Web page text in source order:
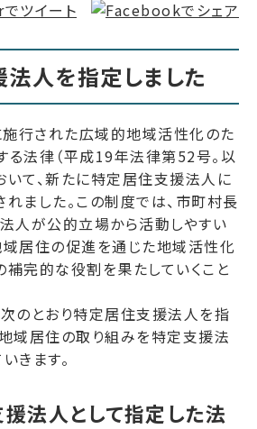
人を指定しました
行された広域的地域活性化のた
る法律（平成19年法律第52号。以
おいて、新たに特定居住支援法人に
ました。この制度では、市町村長
人が公的立場から活動しやすい
域居住の促進を通じた地域活性化
完的な役割を果たしていくこと
のとおり特定居住支援法人を指
域居住の取り組みを特定支援法
きます。
法人として指定した法